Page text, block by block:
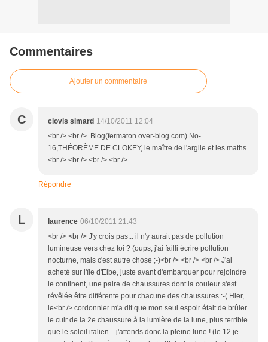
Commentaires
Ajouter un commentaire
C clovis simard 14/10/2011 12:04
<br /> <br /> Blog(fermaton.over-blog.com) No-
16,THÉORÈME DE CLOKEY, le maître de l'argile et les maths.
<br /> <br /> <br /> <br />
Répondre
L laurence 06/10/2011 21:43
<br /> <br /> J'y crois pas... il n'y aurait pas de pollution
lumineuse vers chez toi ? (oups, j'ai failli écrire pollution
nocturne, mais c'est autre chose ;-)<br /> <br /> <br /> J'ai
acheté sur l'île d'Elbe, juste avant d'embarquer pour rejoindre
le continent, une paire de chaussures dont la couleur s'est
révêlée être différente pour chacune des chaussures :-( Hier,
le<br /> cordonnier m'a dit que mon seul espoir était de brûler
le cuir de la 2e chaussure à la lumière de la lune, plus terrible
que le soleil italien... j'attends donc la pleine lune ! (le 12 je